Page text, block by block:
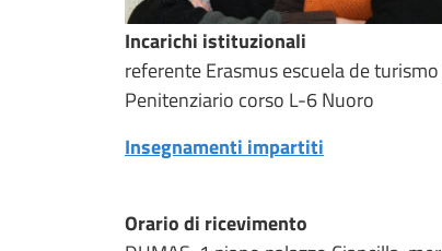
Incarichi istituzionali
referente Erasmus escuela de
Penitenziario corso L-6 Nuoro
Insegnamenti impartiti
Orario di ricevimento